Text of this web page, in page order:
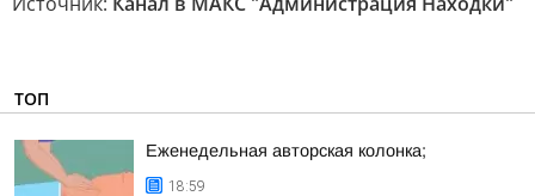
ТОП
Еженедельная авторская колонка;
18:59